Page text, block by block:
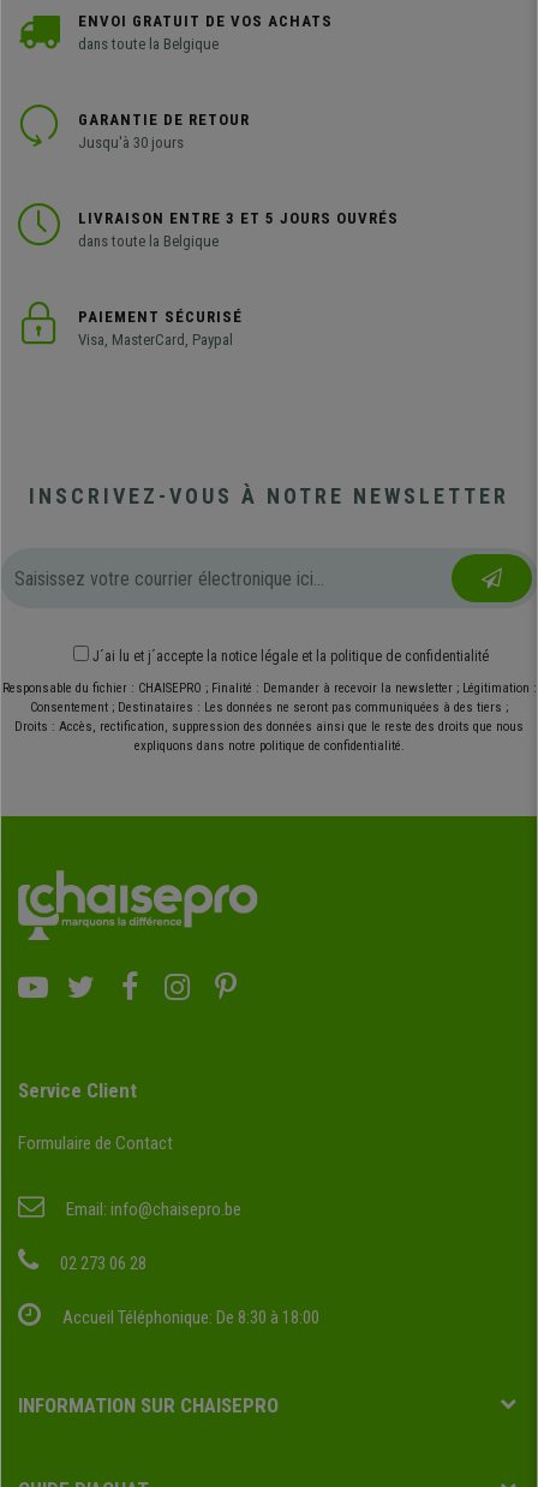
ENVOI GRATUIT DE VOS ACHATS
dans toute la Belgique
GARANTIE DE RETOUR
Jusqu'à 30 jours
LIVRAISON ENTRE 3 ET 5 JOURS OUVRÉS
dans toute la Belgique
PAIEMENT SÉCURISÉ
Visa, MasterCard, Paypal
INSCRIVEZ-VOUS À NOTRE NEWSLETTER
J´ai lu et j´accepte la notice légale et la politique de confidentialité
Responsable du fichier : CHAISEPRO ; Finalité : Demander à recevoir la newsletter ; Légitimation :
Consentement ; Destinataires : Les données ne seront pas communiquées à des tiers ;
Droits : Accès, rectification, suppression des données ainsi que le reste des droits que nous
expliquons dans notre politique de confidentialité.
Service Client
Formulaire de Contact
Email: info@chaisepro.be
02 273 06 28
Accueil Téléphonique: De 8:30 à 18:00
INFORMATION SUR CHAISEPRO